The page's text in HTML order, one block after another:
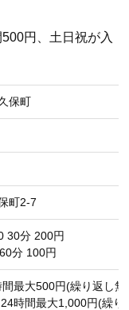
円、土日祝が入
保町
町2-7
30分 200円
分 100円
最大500円(繰り返し無
時間最大1,000円(繰り